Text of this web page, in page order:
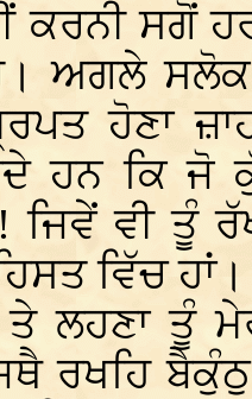
ਕਰਨੀ ਸਗੋਂ
ਅਗਲੇ ਸਲੋਕ
ਹੋਣਾ
ਹਨ ਕਿ ਜੋ
ਜਿਵੇਂ ਵੀ ਤੂੰ
ਵਿੱਚ ਹਾਂ।
ਲਹਣਾ ਤੂੰ
ਰਖਹਿ